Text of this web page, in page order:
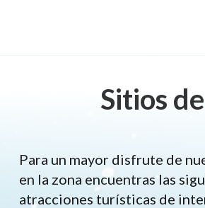
Sitios
Para un mayor disfrute de
en la zona encuentras las
atracciones turísticas de